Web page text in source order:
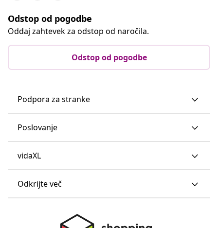
Odstop od pogodbe
Oddaj zahtevek za odstop od naročila.
Odstop od pogodbe
Podpora za stranke
Poslovanje
vidaXL
Odkrijte več